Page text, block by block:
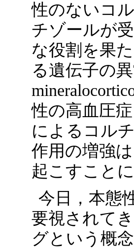
性のないコ
チゾールが
な役割を果
る遺伝子の異
性の高血圧
によるコル
作用の増強
起こすこと
今日，本態
要視されて
グという概